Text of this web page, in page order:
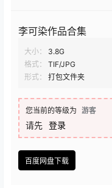
李可染作品合集
大小：
3.8G
格式：
TIF/JPG
形式：
打包文件夹
您当前的等级为 游客
请先 登录
百度网盘下载